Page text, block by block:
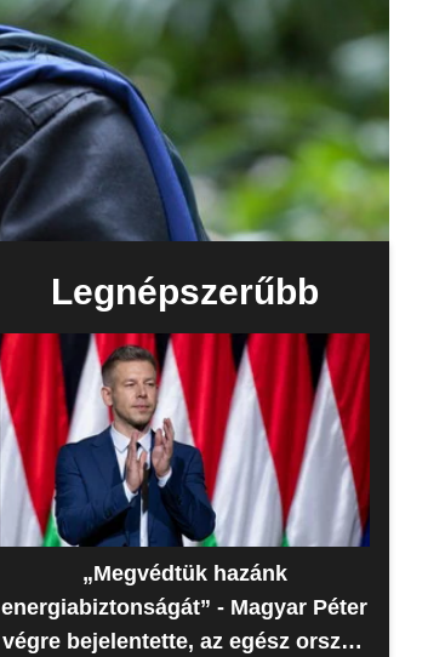
Legnépszerűbb
„Megvédtük hazánk
energiabiztonságát” - Magyar Péter
végre bejelentette, az egész ország